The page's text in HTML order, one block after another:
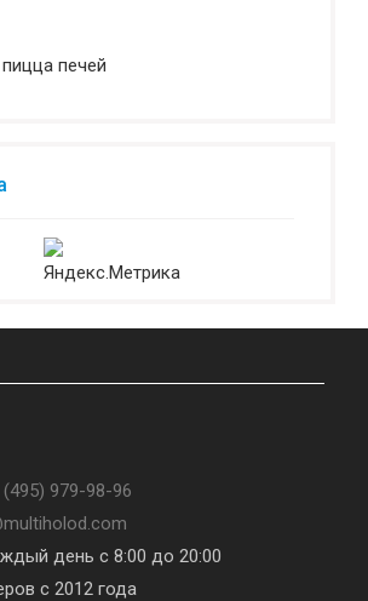
печей
(495) 979-98-96
день с 8:00 до 20:00
с 2012 года